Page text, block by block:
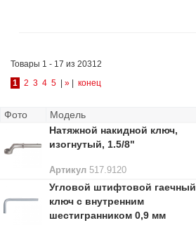
Товары 1 - 17 из 20312
1
2 3 4 5 » конец
Фото
Модель
Натяжной накидной ключ,
изогнутый, 1.5/8"
Артикул 517.9120
Угловой штифтовой гаечный
ключ с внутренним
шестигранником 0,9 мм